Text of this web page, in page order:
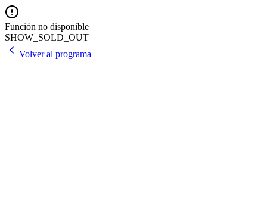
Función no disponible
SHOW_SOLD_OUT
Volver al programa